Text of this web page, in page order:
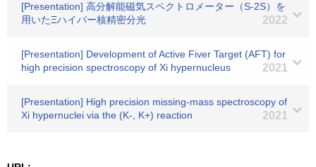
[Presentation] 高分解能磁気スペクトロメーター（S-2S）を
用いたΞハイパー核精密分光
2022
[Presentation] Development of Active Fiver Target (AFT) for
high precision spectroscopy of Xi hypernucleus
2021
[Presentation] High precision missing-mass spectroscopy of
Xi hypernuclei via the (K-, K+) reaction
2021